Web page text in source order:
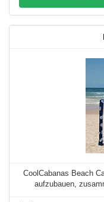
CoolCabanas Beach
aufzubauen,